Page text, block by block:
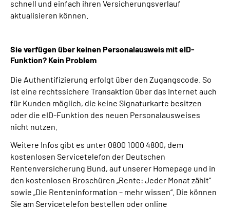
Inhalte in Gebärdensprache (DGS)
Mein Kundenportal
schnell und einfach ihren Versicherungsverlauf
aktualisieren können.
Sie verfügen über keinen Personalausweis mit eID-
Funktion? Kein Problem
Die Authentifizierung erfolgt über den Zugangscode. So
ist eine rechtssichere Transaktion über das Internet auch
für Kunden möglich, die keine Signaturkarte besitzen
oder die eID-Funktion des neuen Personalausweises
nicht nutzen.
Weitere Infos gibt es unter 0800 1000 4800, dem
kostenlosen Servicetelefon der Deutschen
Rentenversicherung Bund, auf unserer Homepage und in
den kostenlosen Broschüren „Rente: Jeder Monat zählt“
sowie „Die Renteninformation – mehr wissen“. Die können
Sie am Servicetelefon bestellen oder online